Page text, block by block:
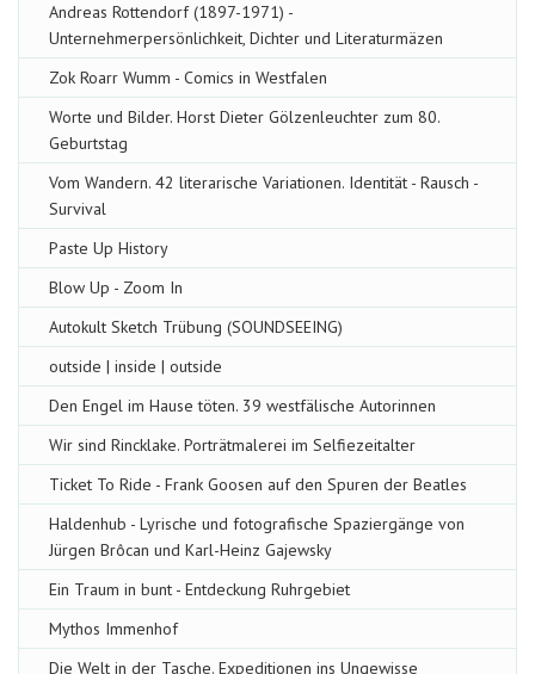
Andreas Rottendorf (1897-1971) -
Unternehmerpersönlichkeit, Dichter und Literaturmäzen
Zok Roarr Wumm - Comics in Westfalen
Worte und Bilder. Horst Dieter Gölzenleuchter zum 80.
Geburtstag
Vom Wandern. 42 literarische Variationen. Identität - Rausch -
Survival
Paste Up History
Blow Up - Zoom In
Autokult Sketch Trübung (SOUNDSEEING)
outside | inside | outside
Den Engel im Hause töten. 39 westfälische Autorinnen
Wir sind Rincklake. Porträtmalerei im Selfiezeitalter
Ticket To Ride - Frank Goosen auf den Spuren der Beatles
Haldenhub - Lyrische und fotografische Spaziergänge von
Jürgen Brôcan und Karl-Heinz Gajewsky
Ein Traum in bunt - Entdeckung Ruhrgebiet
Mythos Immenhof
Die Welt in der Tasche. Expeditionen ins Ungewisse